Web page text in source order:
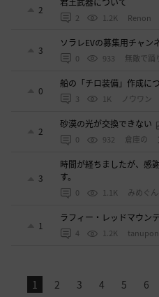
2
2 1.2K Renon
3
ソラレEVの募集用チャン
0 933 無敵で踊
0
船の「チロ装備」作成に
3 1K ノウワン
2
砂漠の光が交換できない
0 932 倉庫の
3
時間が経ちましたが、感
す。
0 1.1K みめぐ
1
ラフィー・レッドマウン
4 1.2K tanupon
1 2 3 4 5 6